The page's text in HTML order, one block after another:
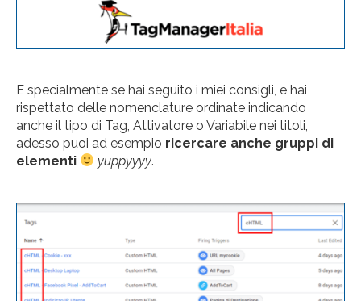
E specialmente se hai seguito i miei consigli, e hai
rispettato delle nomenclature ordinate indicando
anche il tipo di Tag, Attivatore o Variabile nei titoli,
adesso puoi ad esempio ricercare anche gruppi di
elementi
yuppyyyy.